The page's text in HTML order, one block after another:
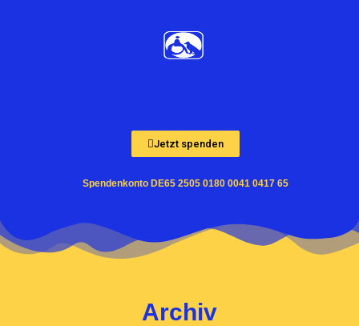
Jetzt spenden
Spendenkonto DE65 2505 0180 0041 0417 65
Archiv